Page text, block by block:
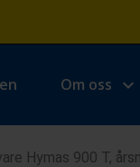
Om oss
Hymas 900 T,